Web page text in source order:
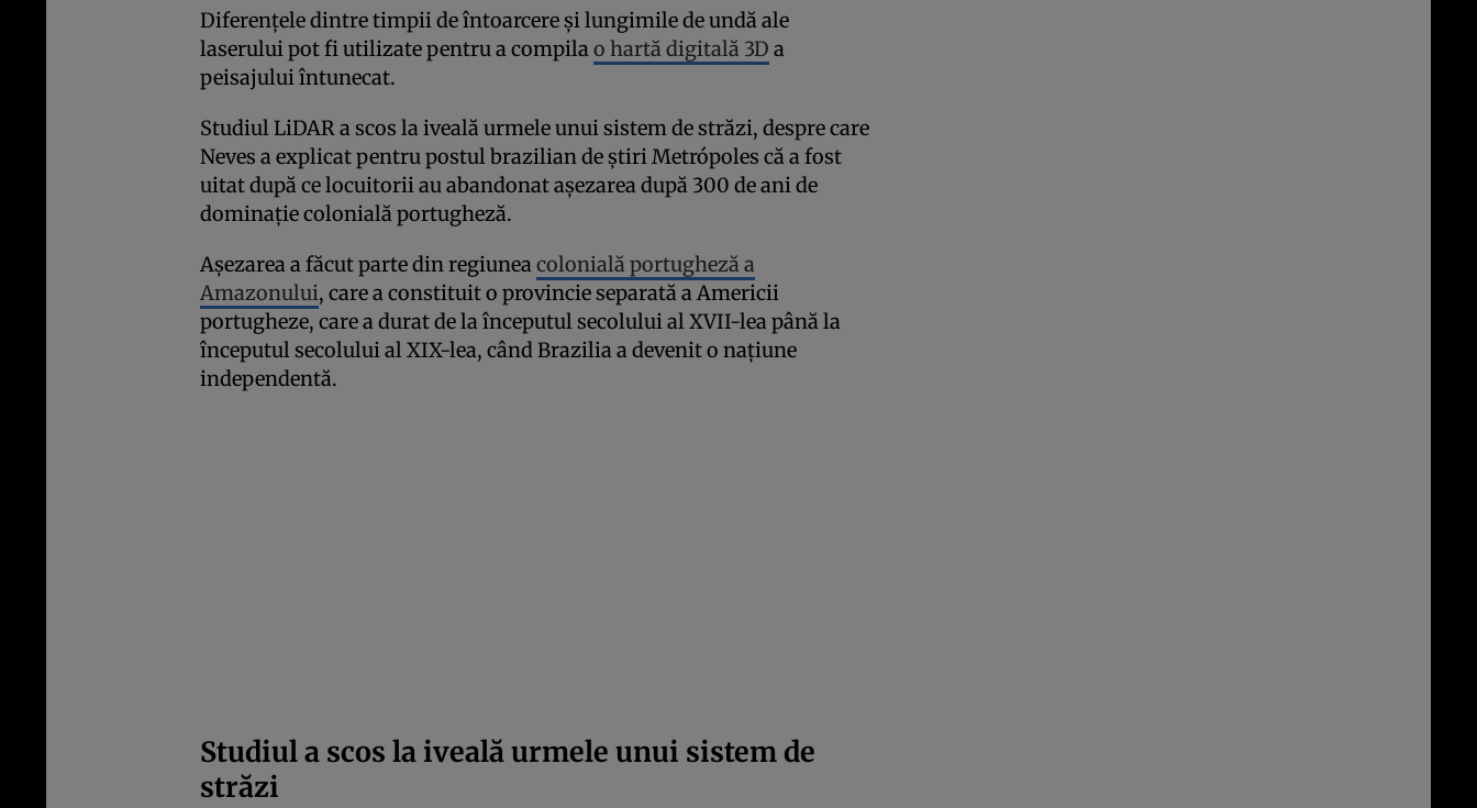
Diferențele dintre timpii de întoarcere și lungimile de undă ale
laserului pot fi utilizate pentru a compilao hartă digitală 3D a
peisajului întunecat.
Studiul LiDAR a scos la iveală urmele unui sistem de străzi, despre care
Neves a explicat pentru postul brazilian de știri Metrópoles că a fost
uitat după ce locuitorii au abandonat așezarea după 300 de ani de
dominație colonială portugheză.
Așezarea a făcut parte din regiuneacolonială portugheză a
Amazonului, care a constituit o provincie separată a Americii
portugheze, care a durat de la începutul secolului al XVII-lea până la
începutul secolului al XIX-lea, când Brazilia a devenit o națiune
independentă.
Studiul a scos la iveală urmele unui sistem de
străzi